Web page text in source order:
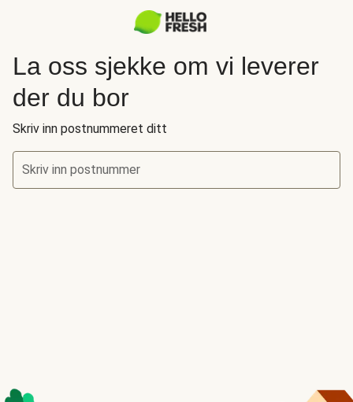
La oss sjekke om vi leverer
der du bor
Skriv inn postnummeret ditt
Skriv inn postnummer